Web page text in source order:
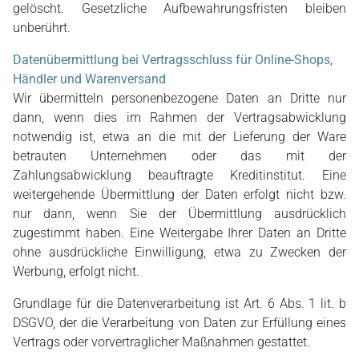
gelöscht. Gesetzliche Aufbewahrungsfristen bleiben
unberührt.
Datenübermittlung bei Vertragsschluss für Online-Shops,
Händler und Warenversand
Wir übermitteln personenbezogene Daten an Dritte nur
dann, wenn dies im Rahmen der Vertragsabwicklung
notwendig ist, etwa an die mit der Lieferung der Ware
betrauten Unternehmen oder das mit der
Zahlungsabwicklung beauftragte Kreditinstitut. Eine
weitergehende Übermittlung der Daten erfolgt nicht bzw.
nur dann, wenn Sie der Übermittlung ausdrücklich
zugestimmt haben. Eine Weitergabe Ihrer Daten an Dritte
ohne ausdrückliche Einwilligung, etwa zu Zwecken der
Werbung, erfolgt nicht.
Grundlage für die Datenverarbeitung ist Art. 6 Abs. 1 lit. b
DSGVO, der die Verarbeitung von Daten zur Erfüllung eines
Vertrags oder vorvertraglicher Maßnahmen gestattet.